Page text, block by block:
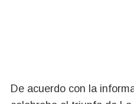
De acuerdo con la